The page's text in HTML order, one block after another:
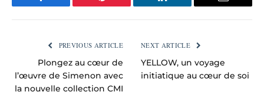
Facebook Pinterest LinkedIn Email
PREVIOUS ARTICLE
Plongez au cœur de
l’œuvre de Simenon avec
la nouvelle collection CMI
NEXT ARTICLE
YELLOW, un voyage
initiatique au cœur de soi